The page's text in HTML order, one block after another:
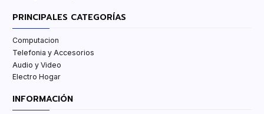
PRINCIPALES CATEGORÍAS
Computacion
Telefonia y Accesorios
Audio y Video
Electro Hogar
INFORMACIÓN